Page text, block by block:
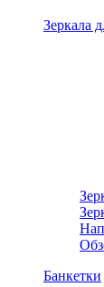
Зеркала
Банкетки